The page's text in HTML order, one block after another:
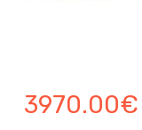
3970.00€